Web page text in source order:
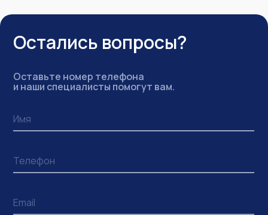
Остались вопросы?
Оставьте номер телефона
и наши специалисты помогут вам.